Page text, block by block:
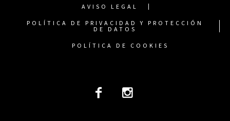
AVISO LEGAL
POLÍTICA DE PRIVACIDAD Y PROTECCIÓN
DE DATOS
POLÍTICA DE COOKIES